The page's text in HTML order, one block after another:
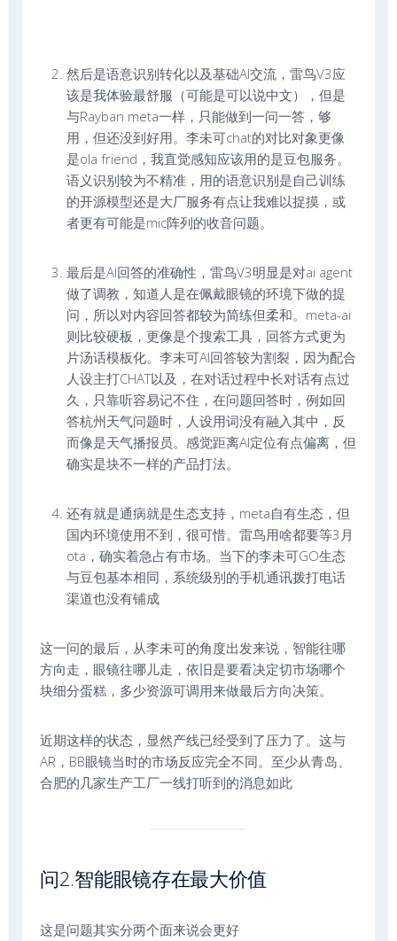
然后是语意识别转化以及基础AI交流，雷鸟V3应
该是我体验最舒服（可能是可以说中文），但是
与Rayban meta一样，只能做到一问一答，够
用，但还没到好用。李未可chat的对比对象更像
是ola friend，我直觉感知应该用的是豆包服务。
语义识别较为不精准，用的语意识别是自己训练
的开源模型还是大厂服务有点让我难以捉摸，或
者更有可能是mic阵列的收音问题。
最后是AI回答的准确性，雷鸟V3明显是对ai agent
做了调教，知道人是在佩戴眼镜的环境下做的提
问，所以对内容回答都较为简练但柔和。meta-ai
则比较硬板，更像是个搜索工具，回答方式更为
片汤话模板化。李未可AI回答较为割裂，因为配合
人设主打CHAT以及，在对话过程中长对话有点过
久，只靠听容易记不住，在问题回答时，例如回
答杭州天气问题时，人设用词没有融入其中，反
而像是天气播报员。感觉距离AI定位有点偏离，但
确实是块不一样的产品打法。
还有就是通病就是生态支持，meta自有生态，但
国内环境使用不到，很可惜。雷鸟用啥都要等3月
ota，确实着急占有市场。当下的李未可GO生态
与豆包基本相同，系统级别的手机通讯拨打电话
渠道也没有铺成
这一问的最后，从李未可的角度出发来说，智能往哪
方向走，眼镜往哪儿走，依旧是要看决定切市场哪个
块细分蛋糕，多少资源可调用来做最后方向决策。
近期这样的状态，显然产线已经受到了压力了。这与
AR，BB眼镜当时的市场反应完全不同。至少从青岛、
合肥的几家生产工厂一线打听到的消息如此
问2.智能眼镜存在最大价值
这是问题其实分两个面来说会更好